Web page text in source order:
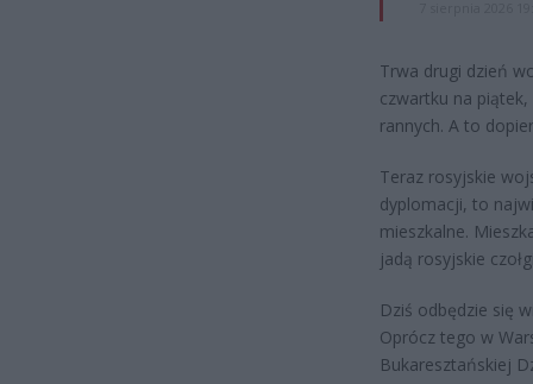
Trwa drugi dzień
czwartku na
rannych. A to
Teraz rosyjskie
dyplomacji, to
mieszkalne.
jadą rosyjskie
Dziś odbędzie się
Oprócz tego w
Bukaresztańskiej